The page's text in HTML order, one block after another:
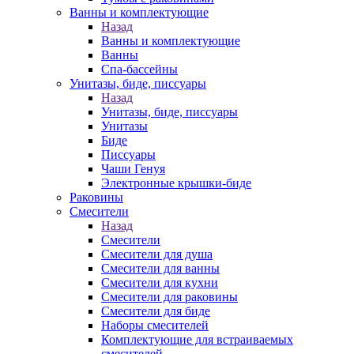
Ванны и комплектующие
Назад
Ванны и комплектующие
Ванны
Спа-бассейны
Унитазы, биде, писсуары
Назад
Унитазы, биде, писсуары
Унитазы
Биде
Писсуары
Чаши Генуя
Электронные крышки-биде
Раковины
Смесители
Назад
Смесители
Смесители для душа
Смесители для ванны
Смесители для кухни
Смесители для раковины
Смесители для биде
Наборы смесителей
Комплектующие для встраиваемых